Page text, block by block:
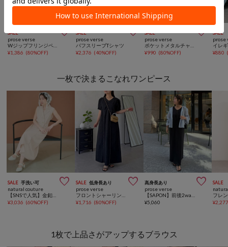
SALE 
prose verse
¥1,386 (80%OFF)
SALE 
prose verse
パフスリーブTシャツ
¥2,376 (40%OFF)
SALE 
prose verse
¥990 (80%OFF)
SALE
prose
¥880
一枚で決まるこなれワンピース
SALE 手洗い可 
natural couture
【SNSで人気】金釦テーラーワンピース
¥3,036 (60%OFF)
SALE 低身長あり 
prose verse
フロントシャーリングＡラインデニムワンピース
¥1,716 (80%OFF)
高身長あり 
prose verse
【SAPON】前後2wayカットプリーツワンピース
¥5,060
SALE
¥
1枚で上品さがアップするブラウス